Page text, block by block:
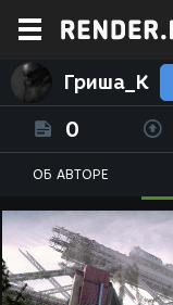
Гриша_К
0
ОБ АВТОРЕ